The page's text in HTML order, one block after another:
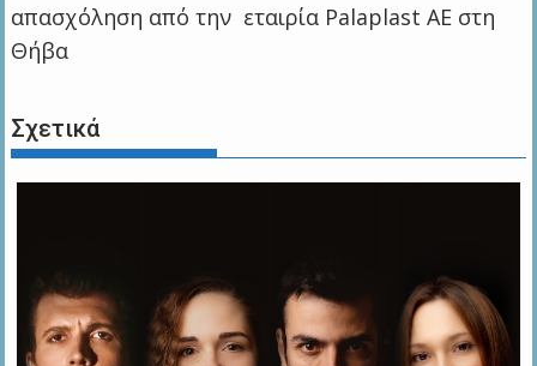
απασχόληση από την εταιρία Palaplast AE στη
Θήβα
Σχετικά